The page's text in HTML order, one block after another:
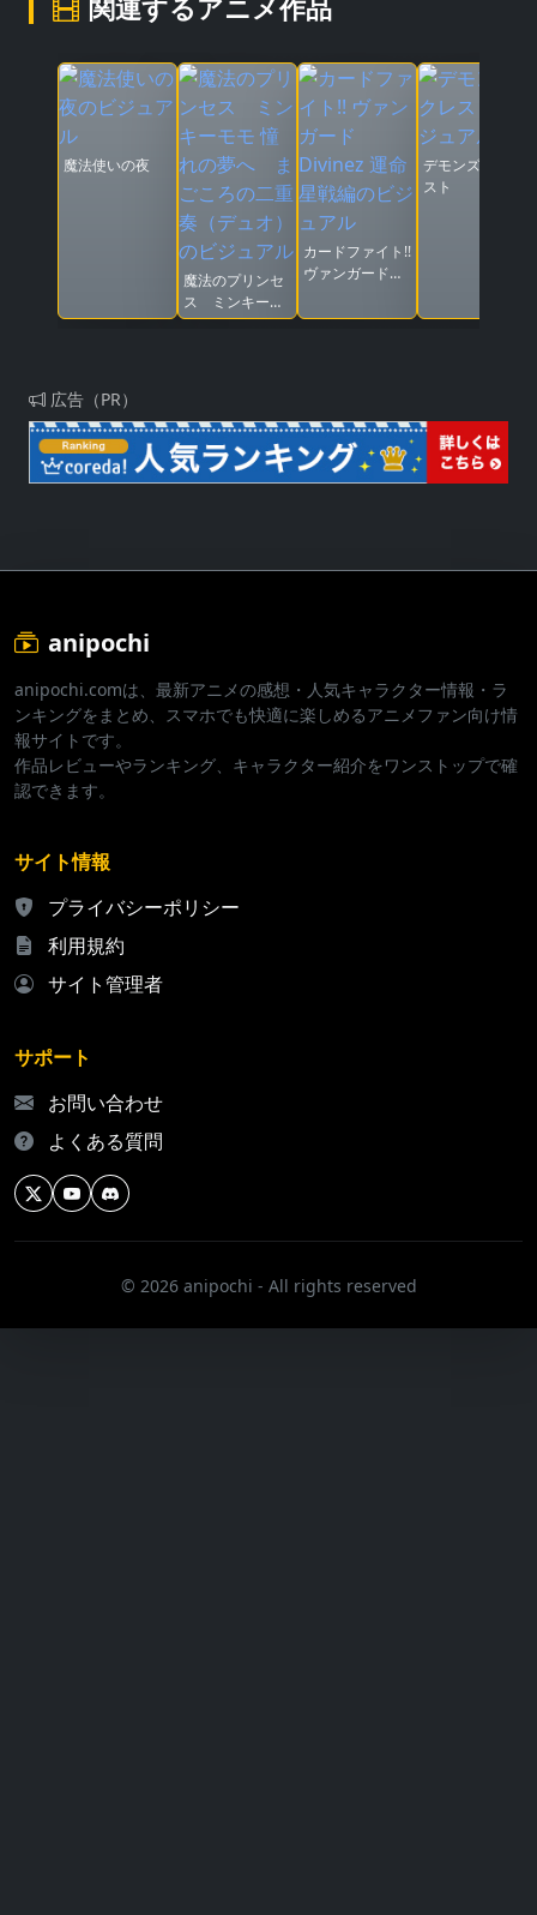
関連するアニメ作品
魔法使いの夜
魔法のプリンセ
ス ミンキーモ
モ 憧れの夢へ
カードファイト!!
ヴァンガード
戦編
デモンズ・クレ
スト
広告（PR）
anipochi
anipochi.comは、最新アニメの感想・人気キャラクター情報・ラ
ンキングをまとめ、スマホでも快適に楽しめるアニメファン向け情
報サイトです。
作品レビューやランキング、キャラクター紹介をワンストップで確
認できます。
サイト情報
プライバシーポリシー
利用規約
サイト管理者
サポート
お問い合わせ
よくある質問
© 2026 anipochi - All rights reserved